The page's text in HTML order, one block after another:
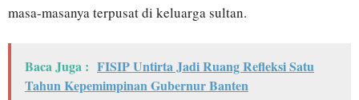
masa-masanya terpusat di keluarga sultan.
Baca Juga : FISIP Untirta Jadi Ruang Refleksi Satu
Tahun Kepemimpinan Gubernur Banten